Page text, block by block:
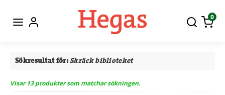
0
Sökresultat för:Skräck biblioteket
Visar 13 produkter som matchar sökningen.